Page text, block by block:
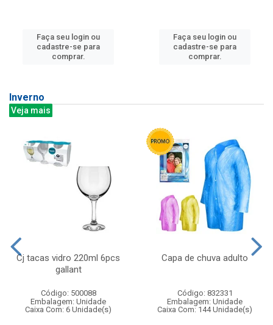
Faça seu login ou
cadastre-se para
comprar.
Faça seu login ou
cadastre-se para
comprar.
Inverno
Veja mais
Cj tacas vidro 220ml 6pcs
gallant
Código: 500088
Embalagem: Unidade
Caixa Com: 6 Unidade(s)
Capa de chuva adulto
Código: 832331
Embalagem: Unidade
Caixa Com: 144 Unidade(s)